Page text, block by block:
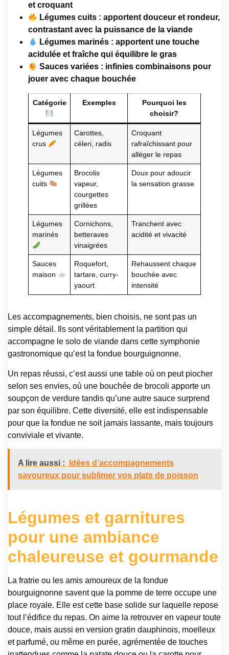
et croquant
Légumes cuits : apportent douceur et rondeur,
contrastant avec la puissance de la viande
Légumes marinés : apportent une touche
acidulée et fraîche qui équilibre le gras
Sauces variées : infinies combinaisons pour
jouer avec chaque bouchée
Catégorie Exemples
Pourquoi les
choisir?
Légumes
crus
Carottes,
céleri, radis
Croquant
rafraîchissant pour
alléger le repas
Légumes
cuits
Brocolis
vapeur,
courgettes
grillées
Doux pour adoucir
la sensation grasse
Légumes
marinés
Cornichons,
betteraves
vinaigrées
Tranchent avec
acidité et vivacité
Sauces
maison
Roquefort,
tartare, curry-
yaourt
Rehaussent chaque
bouchée avec
intensité
Les accompagnements, bien choisis, ne sont pas un
simple détail. Ils sont véritablement la partition qui
accompagne le solo de viande dans cette symphonie
gastronomique qu’est la fondue bourguignonne.
Un repas réussi, c’est aussi une table où on peut piocher
selon ses envies, où une bouchée de brocoli apporte un
soupçon de verdure tandis qu’une autre sauce surprend
par son équilibre. Cette diversité, elle est indispensable
pour que la fondue ne soit jamais lassante, mais toujours
conviviale et vivante.
A lire aussi :
Idées d’accompagnements
savoureux pour sublimer vos plats de poisson
Légumes et garnitures
pour une ambiance
chaleureuse et gourmande
La fratrie ou les amis amoureux de la fondue
bourguignonne savent que la pomme de terre occupe une
place royale. Elle est cette base solide sur laquelle repose
tout l’édifice du repas. On aime la retrouver en vapeur toute
douce, mais aussi en version gratin dauphinois, moelleux
et parfumé, ou même en purée, agrémentée de touches